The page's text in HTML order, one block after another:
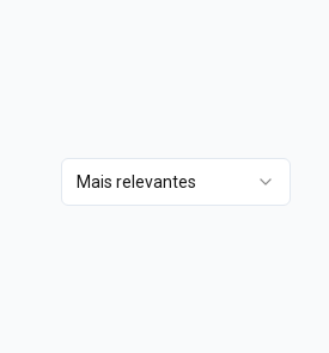
Mais relevantes